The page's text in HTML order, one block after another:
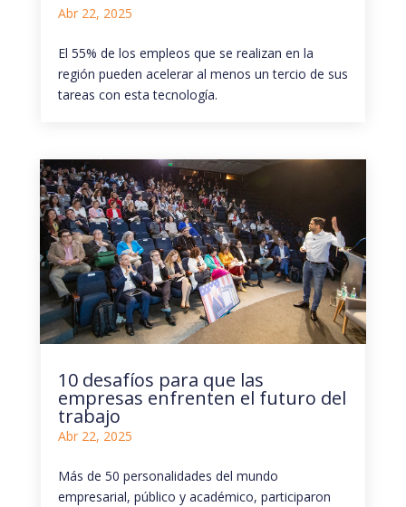
Abr 22, 2025
El 55% de los empleos que se realizan en la
región pueden acelerar al menos un tercio de sus
tareas con esta tecnología.
10 desafíos para que las
empresas enfrenten el futuro del
trabajo
Abr 22, 2025
Más de 50 personalidades del mundo
empresarial, público y académico, participaron